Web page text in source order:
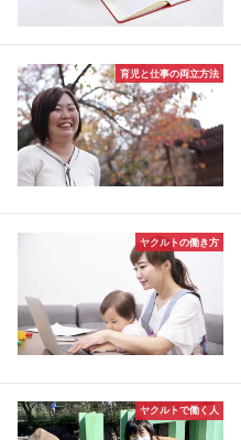
育児と仕事の両立方法
ヤクルトの働き方
ヤクルトで働く人